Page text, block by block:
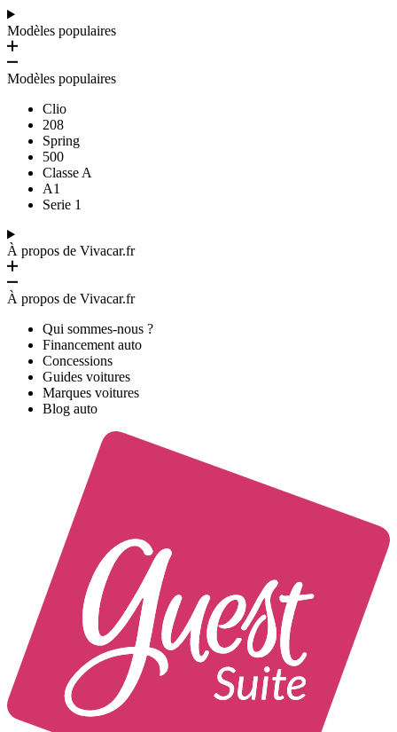
Modèles populaires
Modèles populaires
Clio
208
Spring
500
Classe A
A1
Serie 1
À propos de Vivacar.fr
À propos de Vivacar.fr
Qui sommes-nous ?
Financement auto
Concessions
Guides voitures
Marques voitures
Blog auto